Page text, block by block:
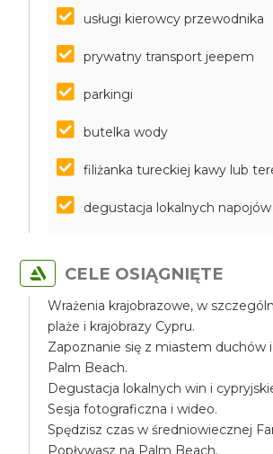
usługi kierowcy przewodnika
prywatny transport jeepem
parkingi
butelka wody
filiżanka tureckiej kawy lub
degustacja lokalnych napojów
CELE OSIĄGNIĘTE
Wrażenia krajobrazowe, w
plaże i krajobrazy Cypru.
Zapoznanie się z miastem duchów i
Palm Beach.
Degustacja lokalnych win i
Sesja fotograficzna i wideo.
Spędzisz czas w średniowiecznej
Popływasz na Palm Beach.